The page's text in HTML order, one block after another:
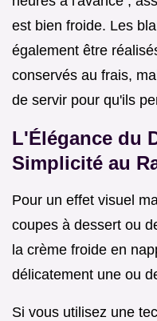
est bien froide. Les
également être
conservés au frais,
de servir pour qu'ils
L'Élégance du
Simplicité au
Pour un effet visuel
coupes à dessert ou
la crème froide en
délicatement une ou
Si vous utilisez une